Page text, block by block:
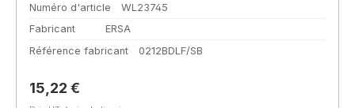
Numéro d'article
WL23745
Fabricant
ERSA
Référence fabricant
0212BDLF/SB
Prix régulier :
15,22 €